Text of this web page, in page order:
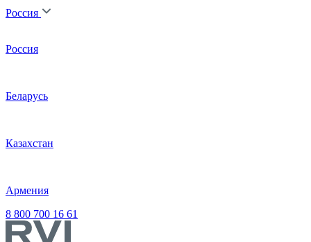
Россия
Россия
Беларусь
Казахстан
Армения
8 800 700 16 61